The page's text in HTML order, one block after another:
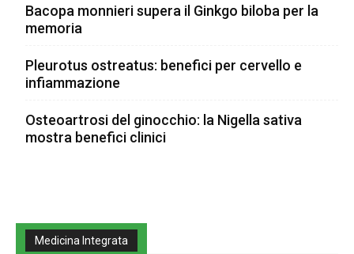
Bacopa monnieri supera il Ginkgo biloba per la
memoria
Pleurotus ostreatus: benefici per cervello e
infiammazione
Osteoartrosi del ginocchio: la Nigella sativa
mostra benefici clinici
Medicina Integrata